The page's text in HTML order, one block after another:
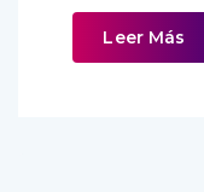
Leer Más